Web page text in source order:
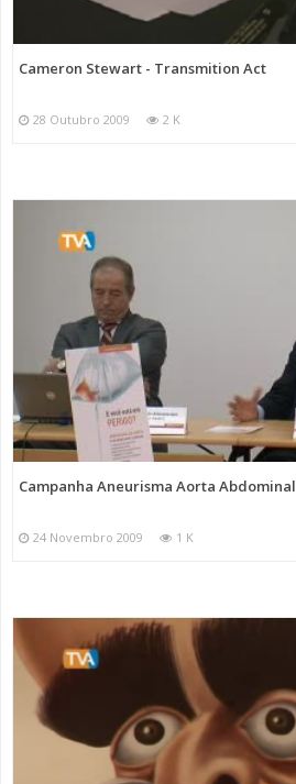
Cameron Stewart - Transmition Act
28 Outubro 2009 2 K
Campanha Aneurisma Aorta Abdominal
24 Novembro 2009 1 K